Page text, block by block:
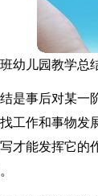
幼儿园教学总
是事后对某一
工作和事物发
才能发挥它的